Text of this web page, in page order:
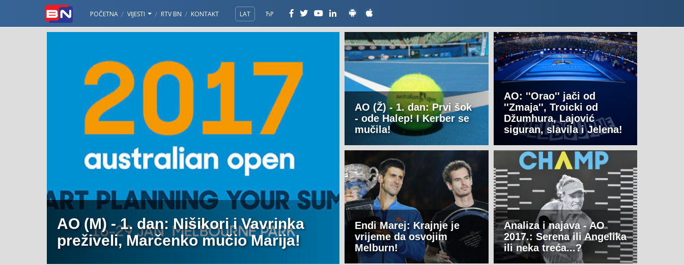
POČETNA VIJESTI RTV BN KONTAKT LAT ЋР
AO (M) - 1. dan: Nišikori i Vavrinka
preživeli, Marčenko mučio Marija!
AO (Ž) - 1. dan: Prvi šok
- ode Halep! I Kerber se
mučila!
AO: ''Orao'' jači od
''Zmaja'', Troicki od
Džumhura, Lajović
siguran, slavila i Jelena!
Endi Marej: Krajnje je
vrijeme da osvojim
Melburn!
Analiza i najava - AO
2017.: Serena ili Angelika
ili neka treća...?